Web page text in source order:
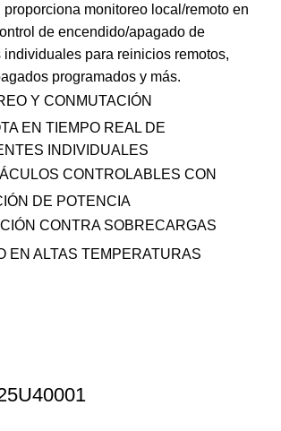
monitoreo local/remoto en
de encendido/apagado de
individuales para reinicios remotos,
programados y más.
Y CONMUTACIÓN
EN TIEMPO REAL DE
INDIVIDUALES
CONTROLABLES CON
DE POTENCIA
CONTRA SOBRECARGAS
EN ALTAS TEMPERATURAS